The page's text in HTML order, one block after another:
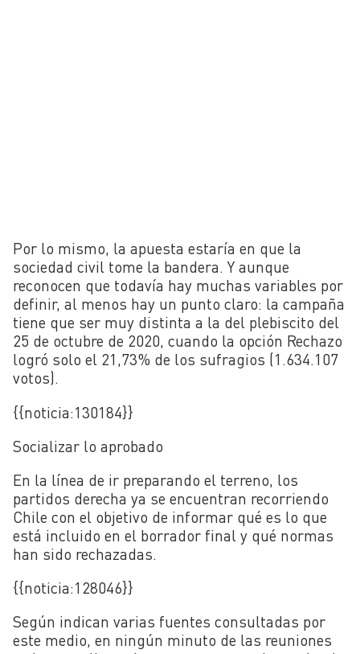
Por lo mismo, la apuesta estaría en que la
sociedad civil tome la bandera. Y aunque
reconocen que todavía hay muchas variables por
definir, al menos hay un punto claro: la campaña
tiene que ser muy distinta a la del plebiscito del
25 de octubre de 2020, cuando la opción Rechazo
logró solo el 21,73% de los sufragios (1.634.107
votos).
{{noticia:130184}}
Socializar lo aprobado
En la línea de ir preparando el terreno, los
partidos derecha ya se encuentran recorriendo
Chile con el objetivo de informar qué es lo que
está incluido en el borrador final y qué normas
han sido rechazadas.
{{noticia:128046}}
Según indican varias fuentes consultadas por
este medio, en ningún minuto de las reuniones